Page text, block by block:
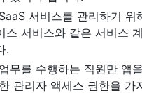
서비스를 관리하기 위
스 서비스와 같은 서비스
.
무를 수행하는 직원만 앱
관리자 액세스 권한을 가